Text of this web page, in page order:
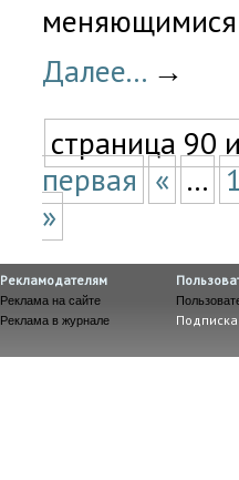
меняющимися
Далее... →
страница 90
первая « ...
»
Рекламодателям
Реклама на сайте
Реклама в журнале